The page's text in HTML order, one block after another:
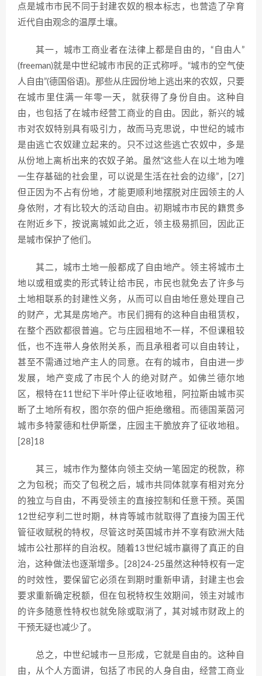
点是城市市民不同于封建农奴的根本标志，也营造了孕育
近代自由观念的温厚土壤。
其一，城市工商业者在法律上都是自由的，“自由人”
(freeman)就是中世纪城市市民的正式称呼。“城市的空气使
人自由”(德国俗语)。那些从庄园份地上逃出来的农奴，只要
在城市里住满一年零一天，就获得了身份自由。这种自
由，也包括了在城市经营工商业的自由。因此，新兴的城
市对农奴特别具有吸引力，故而马克思说，中世纪的城市
是由逃亡农奴建立起来的。只不过这些逃亡农奴中，多是
从份地上离析出来的农奴子弟。虽然“这些人在以土地为唯
一生存基础的社会里，可以说是生活在社会的边缘”，[27]
但正因为不占有份地，才能更顺利地摆脱对庄园领主的人
身依附，才有比较大的活动自由。初期城市市民的籍贯多
在附近乡下，按说离城如此之近，领主极易抓回，因此正
是城市保护了他们。
其二，城市土地一般都成了自由地产。领主将城市土
地以或租或卖的形式转让给市民，市民也就免去了许多与
土地相联系的封建性义务，从而可以自由地任意处理自己
的财产，尤其是房地产。市民们拥有的这种自由租赁权，
在整个西欧都很普遍。它与庄园租地不一样，不但课租较
低，也不连带人身依附关系，而且承租者可以自由转让，
甚至不需通过地产主人的同意。在有的城市，自由进一步
发展，地产变成了市民个人的绝对财产。如佛兰德尔地
区，根特在11世纪下半叶停止征收地租，阿拉斯由城市买
断了土地所有权，图尔奈的佃户拒绝缴租。而德国莱茵河
城市多特蒙德和杜伊斯堡，庄园主干脆放弃了征收地租。
[28]18
其三，城市作为整体向领主交纳一笔固定的税款，称
之为包税；而交了包税之后，城市共同体就享有相对充分
的独立与自由，不再受领主的直接控制和任意干预。英国
12世纪亨利二世时期，林肯等城市就取得了直接为国王代
管征收赋税的特权，尽管这时英国城市并不享有欧洲大陆
城市公社那样的自治权。随着13世纪城市赢得了真正的自
治，这种做法也逐渐增多。[28]24-25虽然这种特权有一定
的时效性，要保留它必须在到期时重新申请，封建主也会
要求重新确定税额，但在包税特权生效期间，领主对城市
的许多随意性特权也就免除或取消了，其对城市财政上的
干预无疑也减少了。
总之，中世纪城市一旦形成，它就是自由的。这种自
由，从个人方面讲，包括了市民的人身自由，经营工商业